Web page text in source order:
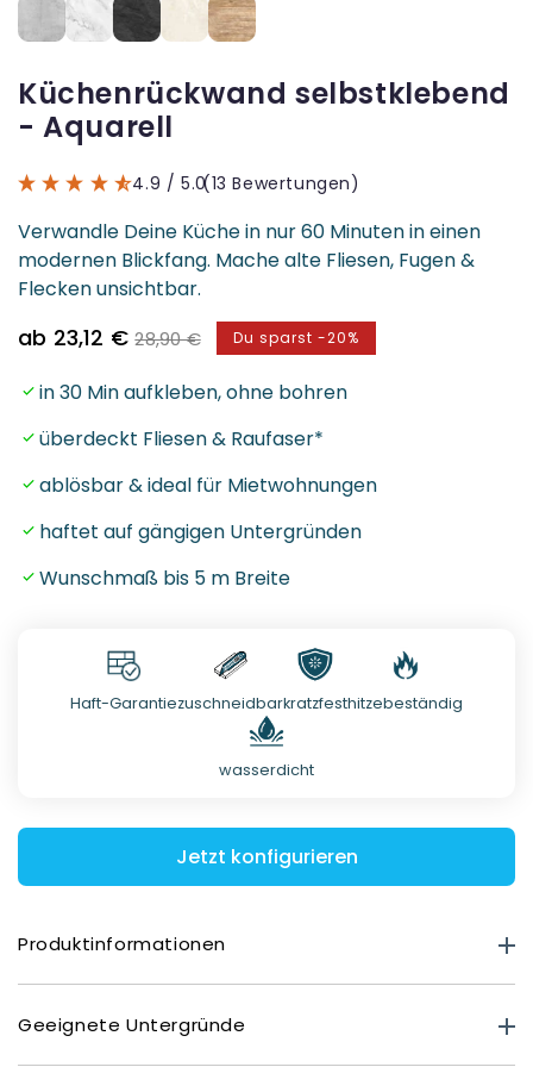
Küchenrückwand selbstklebend
- Aquarell
4.9 / 5.0(13 Bewertungen)
Verwandle Deine Küche in nur 60 Minuten in einen
modernen Blickfang. Mache alte Fliesen, Fugen &
Flecken unsichtbar.
Verkaufspreis
ab 23,12 € Normaler
28,90 € Du sparst -20%
in 30 Min aufkleben, ohne bohren
überdeckt Fliesen & Raufaser*
ablösbar & ideal für Mietwohnungen
haftet auf gängigen Untergründen
Wunschmaß bis 5 m Breite
Haft-Garantiezuschneidbarkratzfesthitzebeständig
wasserdicht
Jetzt konfigurieren
Produktinformationen
Premium Matt: 0,40 mm
Deluxe Glasoptik: 0,80 mm
Geeignete Untergründe